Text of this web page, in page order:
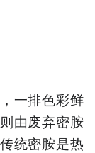
一排色彩鲜
由废弃密胺
统密胺是热